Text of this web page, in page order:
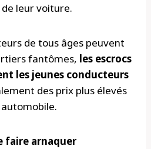
de leur voiture.
de tous âges peuvent
fantômes, les escrocs
les jeunes conducteurs
des prix plus élevés
faire arnaquer